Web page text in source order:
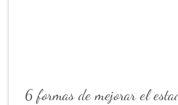
6 formas de mejorar el